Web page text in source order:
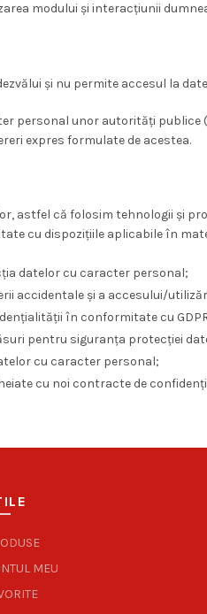
modului și interacțiunii
dezvălui și nu permite accesul
personal unor autorități
expres formulate de acestea.
astfel că folosim tehnologii
cu dispozițiile aplicabile în
datelor cu caracter personal;
accidentale și a accesului/
în conformitate cu
pentru siguranța protecției
cu caracter personal;
cu noi contracte de
MEU